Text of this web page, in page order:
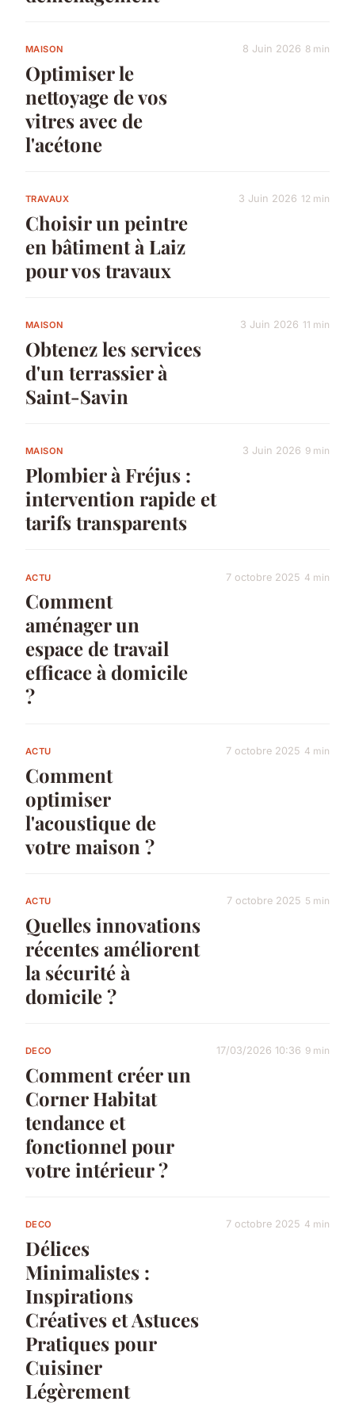
MAISON
Optimiser le
nettoyage de vos
vitres avec de
l'acétone
8 Juin 2026 8 min
TRAVAUX
Choisir un peintre
en bâtiment à Laiz
pour vos travaux
3 Juin 2026 12 min
MAISON
Obtenez les services
d'un terrassier à
Saint-Savin
3 Juin 2026 11 min
MAISON
Plombier à Fréjus :
intervention rapide et
tarifs transparents
3 Juin 2026 9 min
ACTU
Comment
aménager un
espace de travail
efficace à domicile
?
7 octobre 2025 4 min
ACTU
Comment
optimiser
l'acoustique de
votre maison ?
7 octobre 2025 4 min
ACTU
Quelles innovations
récentes améliorent
la sécurité à
domicile ?
7 octobre 2025 5 min
DECO
Comment créer un
Corner Habitat
tendance et
fonctionnel pour
votre intérieur ?
17/03/2026 10:36 9 min
DECO
Délices
Minimalistes :
Inspirations
Créatives et Astuces
Pratiques pour
Cuisiner
Légèrement
7 octobre 2025 4 min